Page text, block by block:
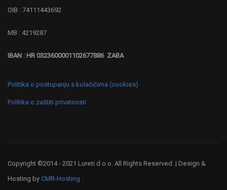
OIB : 74111443692
MB : 4219287
IBAN : HR 0323600001102677886 ZABA
Politika o postupanju s kolačićima (cookies)
Politika o zaštiti privatnosti
Copyright ©2014 - 2021 Lureti d.o.o. All Rights Reserved. | Design &
Hosting by CMR-Hosting .